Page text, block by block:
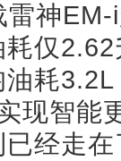
雷神
耗仅
耗
现智能
已经走